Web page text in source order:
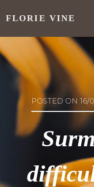
FLORIE VINE
POSTED ON 16/